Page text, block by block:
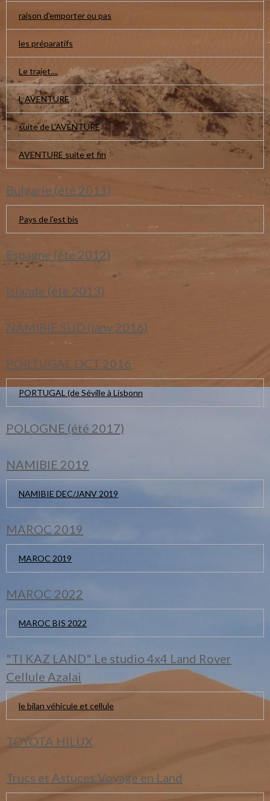
raison d'emporter ou pas
les préparatifs
Le trajet....
L AVENTURE
suite de L'AVENTURE
AVENTURE suite et fin
Bulgarie (été 2011)
Pays de l'est bis
Espagne (été 2012)
Islande (été 2013)
NAMIBIE SUD (janv 2016)
PORTUGAL OCT 2016
PORTUGAL (de Séville à Lisbonn
POLOGNE (été 2017)
NAMIBIE 2019
NAMIBIE DEC/JANV 2019
MAROC 2019
MAROC 2019
MAROC 2022
MAROC BIS 2022
"TI KAZ LAND" Le studio 4x4 Land Rover
Cellule Azalai
le bilan véhicule et cellule
TOYOTA HILUX
Trucs et Astuces Voyage en Land